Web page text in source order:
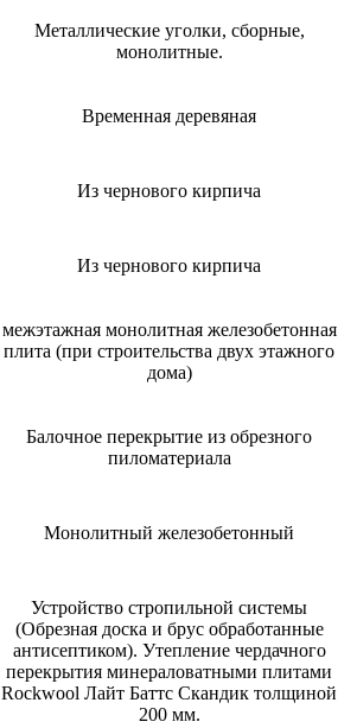
Металлические уголки, сборные,
монолитные.
Временная деревяная
Из чернового кирпича
Из чернового кирпича
межэтажная монолитная железобетонная
плита (при строительства двух этажного
дома)
Балочное перекрытие из обрезного
пиломатериала
Монолитный железобетонный
Устройство стропильной системы
(Обрезная доска и брус обработанные
антисептиком). Утепление чердачного
перекрытия минераловатными плитами
Rockwool Лайт Баттс Скандик толщиной
200 мм.